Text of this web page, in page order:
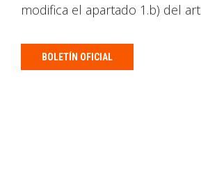
modifica el apartado 1.b) del
BOLETÍN OFICIAL